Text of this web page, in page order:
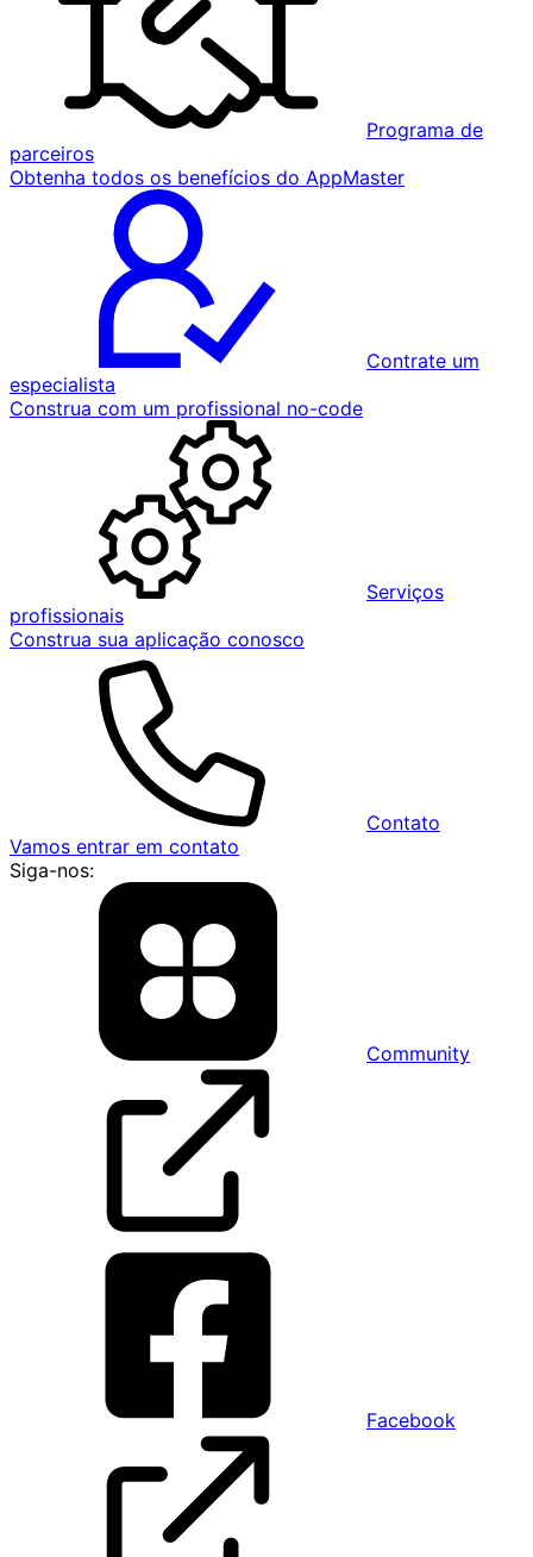
Programa de
parceiros
Obtenha todos os benefícios do AppMaster
Contrate um
especialista
Construa com um profissional no-code
Serviços
profissionais
Construa sua aplicação conosco
Contato
Vamos entrar em contato
Siga-nos:
Community
Facebook